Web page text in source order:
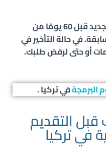
يجب عليك تقديم طلب التجديد قبل 60 يومًا من
في حالة التأخير في
أو حتى لرفض طلبك.
البرمجةفي تركيا .
التقديم
في تركيا